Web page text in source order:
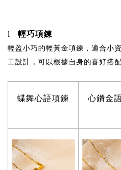
l 輕巧項鍊
輕盈小巧的輕黃金項鍊，適合小
工設計，可以根據自身的喜好搭配
蝶舞心語項鍊 心鑽金